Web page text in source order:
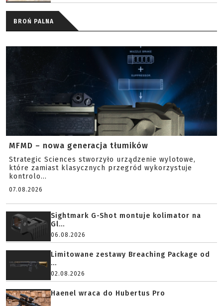
BROŃ PALNA
MFMD – nowa generacja tłumików
Strategic Sciences stworzyło urządzenie wylotowe,
które zamiast klasycznych przegród wykorzystuje
kontrolo...
07.08.2026
Sightmark G-Shot montuje kolimator na
Gl...
06.08.2026
Limitowane zestawy Breaching Package od
...
02.08.2026
Haenel wraca do Hubertus Pro